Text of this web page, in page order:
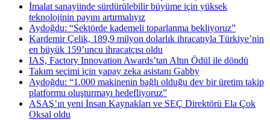
İmalat sanayiinde sürdürülebilir büyüme için yüksek
teknolojinin payını artırmalıyız
Aydoğdu: “Sektörde kademeli toparlanma bekliyoruz”
Kardemir Çelik, 189,9 milyon dolarlık ihracatıyla Türkiye’nin
en büyük 159’uncu ihracatçısı oldu
IAS, Factory Innovation Awards’tan Altın Ödül ile döndü
Takım seçimi için yapay zeka asistanı Gabby
Aydoğdu: “1.000 makinenin bağlı olduğu dev bir üretim takip
platformu oluşturmayı hedefliyoruz”
ASAŞ’ın yeni İnsan Kaynakları ve SEÇ Direktörü Ela Çok
Oksal oldu